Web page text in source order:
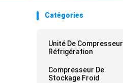
Catégories
Unité De
Réfrigération
Compresseur De
Stockage Froid